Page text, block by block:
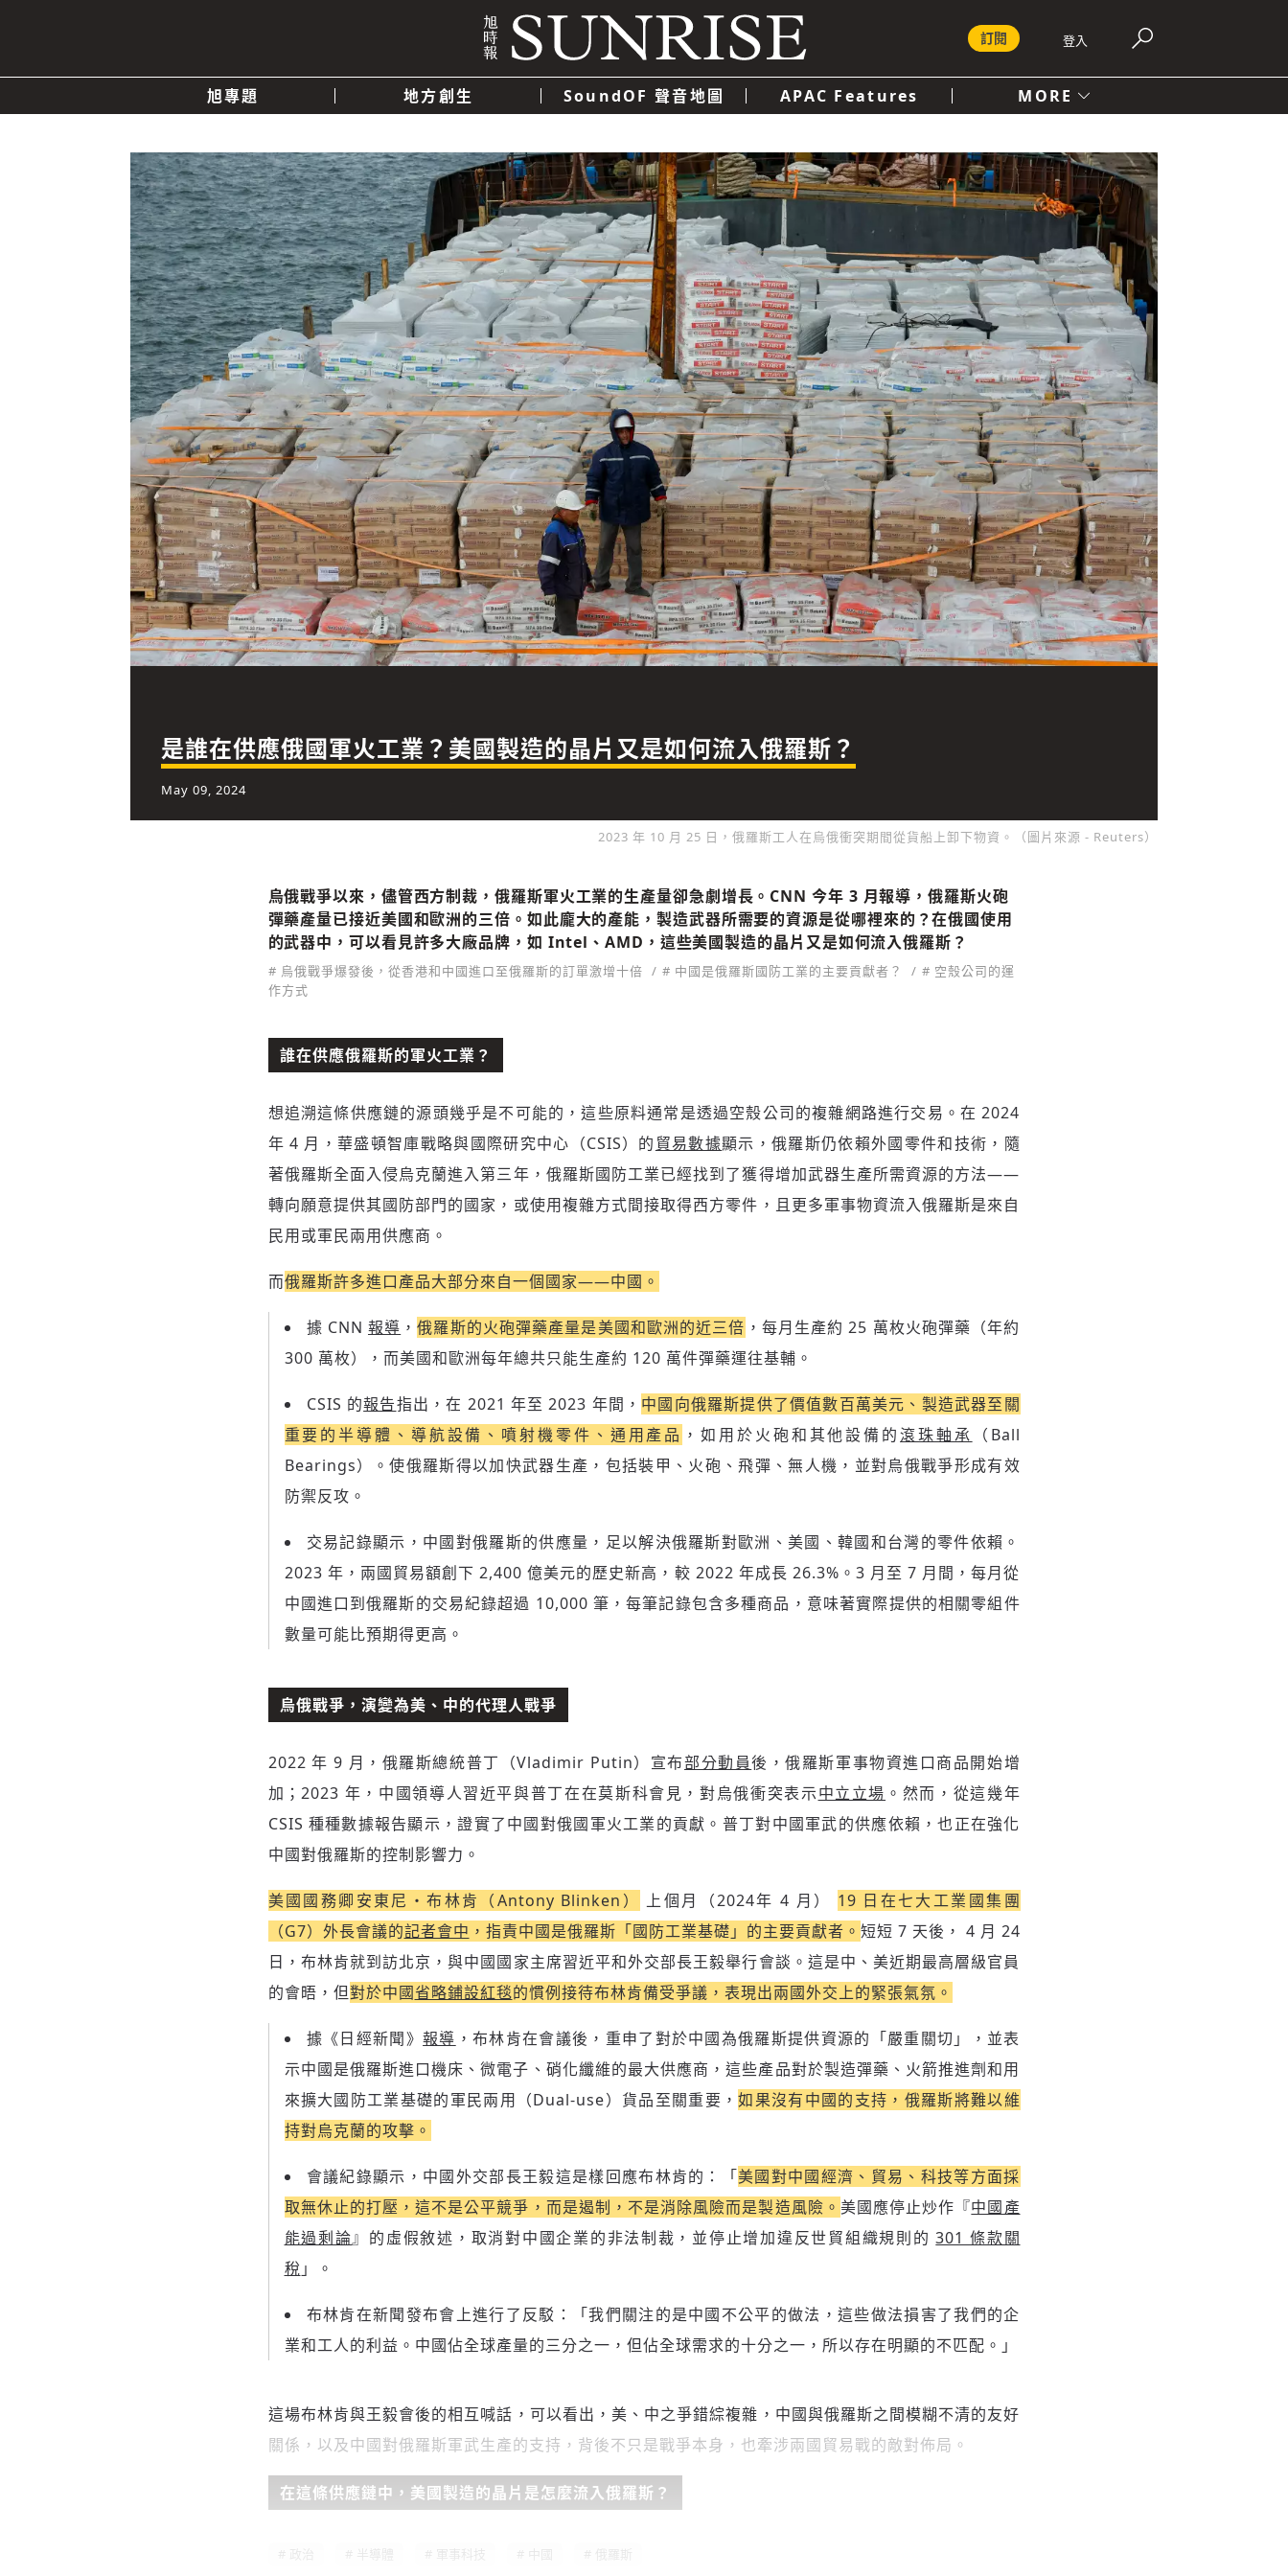
登入
訂閱
旭專題 地方創生 SoundOF 聲音地圖 APAC Features MORE
快速連結
政治 經濟 科技 社會 人文
請輸入發送到
的驗證碼
(十分鐘內有效)
驗證
是誰在供應俄國軍火工業？美國製造的晶片又是如何流入俄羅斯？
May 09, 2024
2023 年 10 月 25 日，俄羅斯工人在烏俄衝突期間從貨船上卸下物資。（圖片來源 - Reuters）
將此文章當作禮物
可送禮額度：0 |每月 1 號更新可送禮次數
發送禮物
將此文章當作禮物
再想一下
烏俄戰爭以來，儘管西方制裁，俄羅斯軍火工業的生產量卻急劇增長。CNN 今年 3 月報導，俄羅斯火砲
彈藥產量已接近美國和歐洲的三倍。如此龐大的產能，製造武器所需要的資源是從哪裡來的？在俄國使用
的武器中，可以看見許多大廠品牌，如 Intel、AMD，這些美國製造的晶片又是如何流入俄羅斯？
# 烏俄戰爭爆發後，從香港和中國進口至俄羅斯的訂單激增十倍 # 中國是俄羅斯國防工業的主要貢獻者？
# 空殼公司的運
作方式
誰在供應俄羅斯的軍火工業？
想追溯這條供應鏈的源頭幾乎是不可能的，這些原料通常是透過空殼公司的複雜網路進行交易。在 2024
年 4 月，華盛頓智庫戰略與國際研究中心（CSIS）的 貿易數據顯示，俄羅斯仍依賴外國零件和技術，隨
著俄羅斯全面入侵烏克蘭進入第三年，俄羅斯國防工業已經找到了獲得增加武器生產所需資源的方法——
轉向願意提供其國防部門的國家，或使用複雜方式間接取得西方零件，且更多軍事物資流入俄羅斯是來自
民用或軍民兩用供應商。
而俄羅斯許多進口產品大部分來自一個國家——中國。
據 CNN 報導 ，俄羅斯的火砲彈藥產量是美國和歐洲的近三倍 ，每月生產約 25 萬枚火砲彈藥（年約
300 萬枚），而美國和歐洲每年總共只能生產約 120 萬件彈藥運往基輔。
CSIS 的報告指出，在 2021 年至 2023 年間， 中國向俄羅斯提供了價值數百萬美元、製造武器至關
重要的半導體、導航設備、噴射機零件、通用產品 ，如用於火砲和其他設備的滾珠軸承
（Ball
Bearings）。使俄羅斯得以加快武器生產，包括裝甲、火砲、飛彈、無人機，並對烏俄戰爭形成有效
防禦反攻。
交易記錄顯示，中國對俄羅斯的供應量，足以解決俄羅斯對歐洲、美國、韓國和台灣的零件依賴。
2023 年，兩國貿易額創下 2,400 億美元的歷史新高，較 2022 年成長 26.3%。3 月至 7 月間，每月從
中國進口到俄羅斯的交易紀錄超過 10,000 筆，每筆記錄包含多種商品，意味著實際提供的相關零組件
數量可能比預期得更高。
烏俄戰爭，演變為美、中的代理人戰爭
2022 年 9 月，俄羅斯總統普丁（Vladimir Putin）宣布部分動員後，俄羅斯軍事物資進口商品開始增
加；2023 年，中國領導人習近平與普丁在在莫斯科會見，對烏俄衝突表示中立立場 。然而，從這幾年
CSIS 種種數據報告顯示，證實了中國對俄國軍火工業的貢獻。普丁對中國軍武的供應依賴，也正在強化
中國對俄羅斯的控制影響力。
美國國務卿安東尼・布林肯（Antony Blinken） 上個月（2024年 4 月） 19 日在七大工業國集團
（G7）外長會議的記者會中 ，指責中國是俄羅斯「國防工業基礎」的主要貢獻者。 短短 7 天後， 4 月 24
日，布林肯就到訪北京，與中國國家主席習近平和外交部長王毅舉行會談。這是中、美近期最高層級官員
的會晤，但對於中國省略鋪設紅毯的慣例接待布林肯備受爭議，表現出兩國外交上的緊張氣氛。
據《日經新聞》報導 ，布林肯在會議後，重申了對於中國為俄羅斯提供資源的「嚴重關切」，並表
示中國是俄羅斯進口機床、微電子、硝化纖維的最大供應商，這些產品對於製造彈藥、火箭推進劑和用
來擴大國防工業基礎的軍民兩用（Dual-use）貨品至關重要，如果沒有中國的支持，俄羅斯將難以維
持對烏克蘭的攻擊。
會議紀錄顯示，中國外交部長王毅這是樣回應布林肯的：「美國對中國經濟、貿易、科技等方面採
取無休止的打壓，這不是公平競爭，而是遏制，不是消除風險而是製造風險。 美國應停止炒作『中國產
能過剩論』的虛假敘述，取消對中國企業的非法制裁，並停止增加違反世貿組織規則的301 條款關
稅 」。
布林肯在新聞發布會上進行了反駁：「我們關注的是中國不公平的做法，這些做法損害了我們的企
業和工人的利益。中國佔全球產量的三分之一，但佔全球需求的十分之一，所以存在明顯的不匹配。」
這場布林肯與王毅會後的相互喊話，可以看出，美、中之爭錯綜複雜，中國與俄羅斯之間模糊不清的友好
關係，以及中國對俄羅斯軍武生產的支持，背後不只是戰爭本身，也牽涉兩國貿易戰的敵對佈局。
在這條供應鏈中，美國製造的晶片是怎麼流入俄羅斯？
邀請會員
分享
留言連結
運用段落闡述想法：表達觀點清楚結構，讓多元領域交流更有脈絡化
討論聚焦議題本身：尊重不同角度的內容、觀點，以及言論
避免不理性的用詞：不因個人主觀感受不同，而使用情緒性攻擊字眼
反對任何型式騷擾：杜絕包含但不限於恐嚇、髒話、威脅、性暗示等
選擇留言文字給平台的使用範疇（皆註記來源）：
存為草稿 提交
規則說明
陪你從「科技+人文」視角，深入國際政經脈動
35元/週解鎖付費會員專屬內容
成為付費會員，即可擁有：
已經是付費會員？登入繼續閱讀